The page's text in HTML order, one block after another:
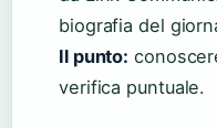
biografia del
Il punto:
verifica puntuale.